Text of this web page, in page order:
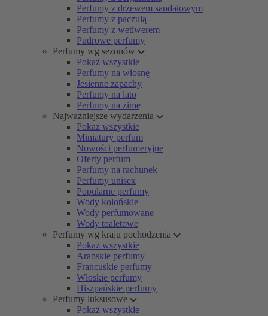
Perfumy z drzewem sandałowym
Perfumy z paczulą
Perfumy z wetiwerem
Pudrowe perfumy
Perfumy wg sezonów
Pokaż wszystkie
Perfumy na wiosnę
Jesienne zapachy
Perfumy na lato
Perfumy na zimę
Najważniejsze wydarzenia
Pokaż wszystkie
Miniatury perfum
Nowości perfumeryjne
Oferty perfum
Perfumy na rachunek
Perfumy unisex
Popularne perfumy
Wody kolońskie
Wody perfumowane
Wody toaletowe
Perfumy wg kraju pochodzenia
Pokaż wszystkie
Arabskie perfumy
Francuskie perfumy
Włoskie perfumy
Hiszpańskie perfumy
Perfumy luksusowe
Pokaż wszystkie